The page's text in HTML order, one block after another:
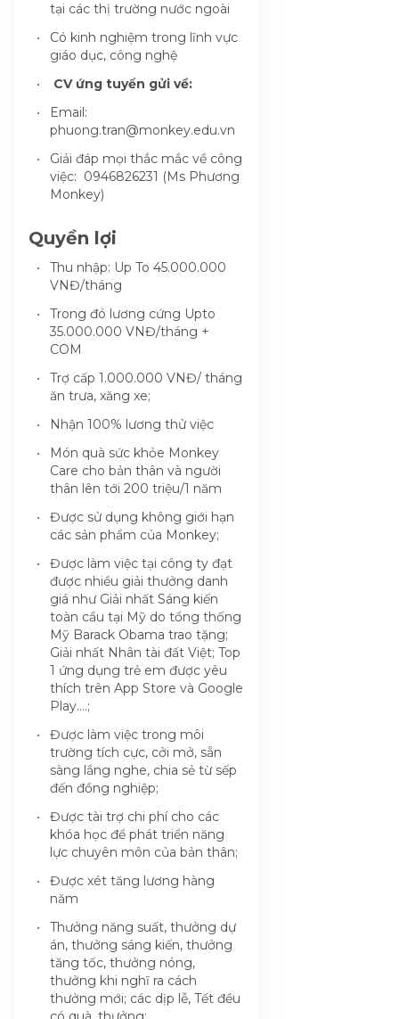
tại các thị trường nước ngoài
Có kinh nghiệm trong lĩnh vực
giáo dục, công nghệ
CV ứng tuyển gửi về:
Email:
phuong.tran@monkey.edu.vn
Giải đáp mọi thắc mắc về công
việc: 0946826231 (Ms Phương
Monkey)
Quyền lợi
Thu nhập: Up To 45.000.000
VNĐ/tháng
Trong đó lương cứng Upto
35.000.000 VNĐ/tháng +
COM
Trợ cấp 1.000.000 VNĐ/ tháng
ăn trưa, xăng xe;
Nhận 100% lương thử việc
Món quà sức khỏe Monkey
Care cho bản thân và người
thân lên tới 200 triệu/1 năm
Được sử dụng không giới hạn
các sản phẩm của Monkey;
Được làm việc tại công ty đạt
được nhiều giải thưởng danh
giá như Giải nhất Sáng kiến
toàn cầu tại Mỹ do tổng thống
Mỹ Barack Obama trao tặng;
Giải nhất Nhân tài đất Việt; Top
1 ứng dụng trẻ em được yêu
thích trên App Store và Google
Play….;
Được làm việc trong môi
trường tích cực, cởi mở, sẵn
sàng lắng nghe, chia sẻ từ sếp
đến đồng nghiệp;
Được tài trợ chi phí cho các
khóa học để phát triển năng
lực chuyên môn của bản thân;
Được xét tăng lương hàng
năm
Thưởng năng suất, thưởng dự
án, thưởng sáng kiến, thưởng
tăng tốc, thưởng nóng,
thưởng khi nghĩ ra cách
thưởng mới; các dịp lễ, Tết đều